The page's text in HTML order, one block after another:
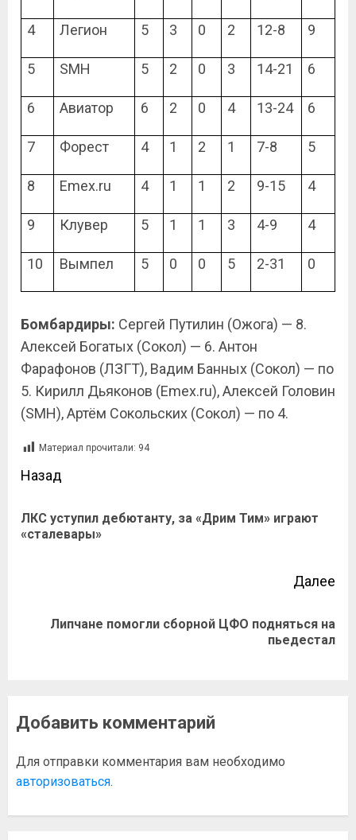
4 Легион 5 3 0 2 12-8 9
5 SMH 5 2 0 3 14-21 6
6 Авиатор 6 2 0 4 13-24 6
7 Форест 4 1 2 1 7-8 5
8 Emex.ru 4 1 1 2 9-15 4
9 Клувер 5 1 1 3 4-9 4
10 Вымпел 5 0 0 5 2-31 0
Бомбардиры: Сергей Путилин (Ожога) — 8.
Алексей Богатых (Сокол) — 6. Антон
Фарафонов (ЛЗГТ), Вадим Банных (Сокол) — по
5. Кирилл Дьяконов (Emex.ru), Алексей Головин
(SMH), Артём Сокольских (Сокол) — по 4.
Материал прочитали: 94
Назад
ЛКС уступил дебютанту, за «Дрим Тим» играют
«сталевары»
Далее
Липчане помогли сборной ЦФО подняться на
пьедестал
Добавить комментарий
Для отправки комментария вам необходимо
авторизоваться.